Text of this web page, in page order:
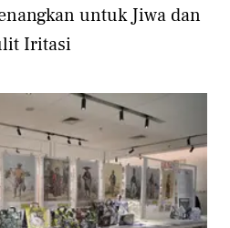
untuk Jiwa dan
Iritasi